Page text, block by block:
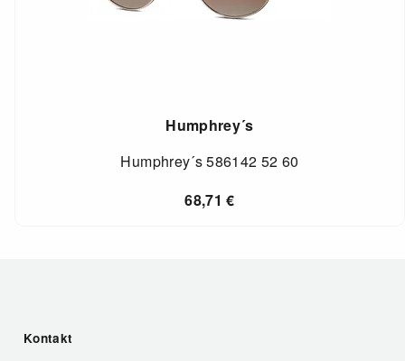
Humphrey´s
Humphrey´s 586142 52 60
68,71€
Kontakt